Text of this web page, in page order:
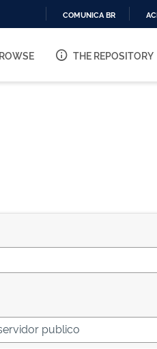
O
COMUNICA BR
THE REPOSITORY